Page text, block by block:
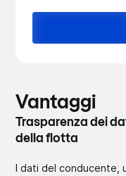
Vantaggi
Trasparenza dei
della flotta
I dati del conducente,